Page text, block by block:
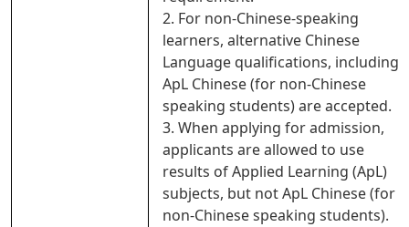
2. For non-Chinese-speaking
learners, alternative Chinese
Language qualifications, including
ApL Chinese (for non-Chinese
speaking students) are accepted.
3. When applying for admission,
applicants are allowed to use
results of Applied Learning (ApL)
subjects, but not ApL Chinese (for
non-Chinese speaking students).